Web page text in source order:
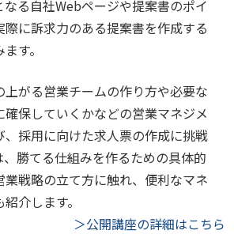
る自社Webページや提案書のポイ
際に訴求力のある提案書を作成する
す。
上がる営業チームの作り方や必要な
確保していくかなどの営業マネジメ
、採用に向けた求人票の作成に挑戦
、勝てる仕組みを作るための具体的
業戦略の立て方に触れ、便利なマネ
介します。
＞公開講座の詳細はこちら